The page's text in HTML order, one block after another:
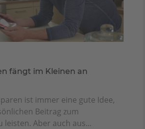
fängt im Kleinen an
ist immer eine gute Idee,
Beitrag zum
leisten. Aber auch aus...